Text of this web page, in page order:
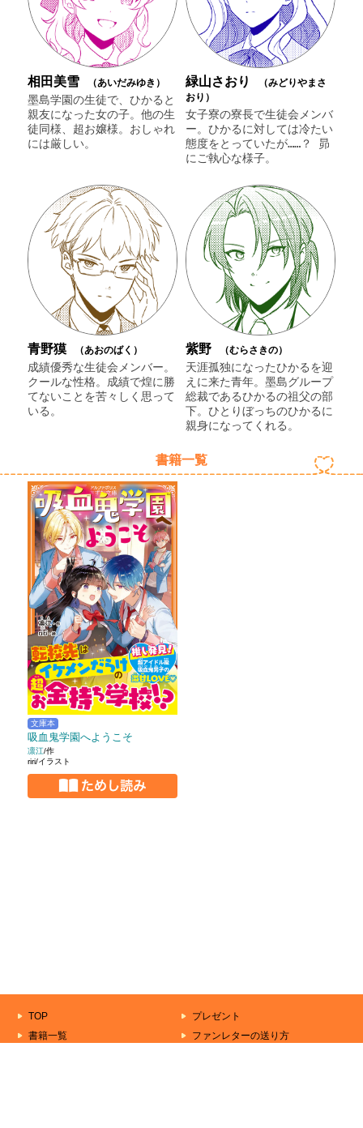
相田美雪 （あいだみゆき）
墨島学園の生徒で、ひかると
親友になった女の子。他の生
徒同様、超お嬢様。おしゃれ
には厳しい。
緑山さおり
（みどりやまさ
おり）
女子寮の寮長で生徒会メンバ
ー。ひかるに対しては冷たい
態度をとっていたが……？ 昴
にご執心な様子。
青野獏 （あおのばく）
成績優秀な生徒会メンバー。
クールな性格。成績で煌に勝
てないことを苦々しく思って
いる。
紫野 （むらさきの）
天涯孤独になったひかるを迎
えに来た青年。墨島グループ
総裁であるひかるの祖父の部
下。ひとりぼっちのひかるに
親身になってくれる。
書籍一覧
文庫本
吸血鬼学園へようこそ
凛江/作
riri/イラスト
TOP
プレゼント
書籍一覧
ファンレターの送り方